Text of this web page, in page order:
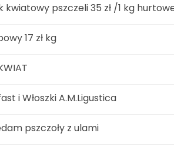
kwiatowy pszczeli 35 zł /1 kg
17 zł kg
i Włoszki A.M.Ligustica
pszczoły z ulami